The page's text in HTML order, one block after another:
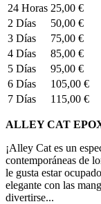
24 Horas 25,00 €
2 Días
50,00 €
3 Días
75,00 €
4 Días
85,00 €
5 Días
95,00 €
6 Días
105,00 €
7 Días
115,00 €
ALLEY CAT
¡Alley Cat es un
contemporáneas de
le gusta estar
elegante con las
divertirse...